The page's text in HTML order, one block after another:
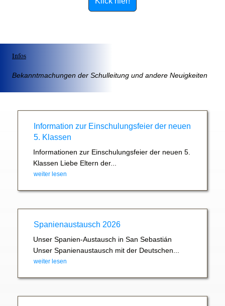
Infos
Bekanntmachungen der Schulleitung und andere Neuigkeiten
Information zur Einschulungsfeier der neuen
5. Klassen
Informationen zur Einschulungsfeier der neuen 5.
Klassen Liebe Eltern der...
weiter lesen
Spanienaustausch 2026
Unser Spanien-Austausch in San Sebastián
Unser Spanienaustausch mit der Deutschen...
weiter lesen